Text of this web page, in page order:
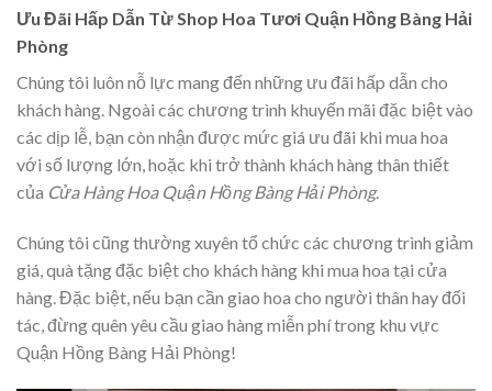
Ưu Đãi Hấp Dẫn Từ Shop Hoa Tươi Quận Hồng Bàng Hải
Phòng
Chúng tôi luôn nỗ lực mang đến những ưu đãi hấp dẫn cho
khách hàng. Ngoài các chương trình khuyến mãi đặc biệt vào
các dịp lễ, bạn còn nhận được mức giá ưu đãi khi mua hoa
với số lượng lớn, hoặc khi trở thành khách hàng thân thiết
của Cửa Hàng Hoa Quận Hồng Bàng Hải Phòng.
Chúng tôi cũng thường xuyên tổ chức các chương trình giảm
giá, quà tặng đặc biệt cho khách hàng khi mua hoa tại cửa
hàng. Đặc biệt, nếu bạn cần giao hoa cho người thân hay đối
tác, đừng quên yêu cầu giao hàng miễn phí trong khu vực
Quận Hồng Bàng Hải Phòng!